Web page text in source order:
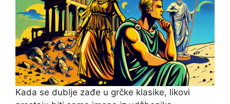
Kada se dublje zađe u grčke klasike, likovi